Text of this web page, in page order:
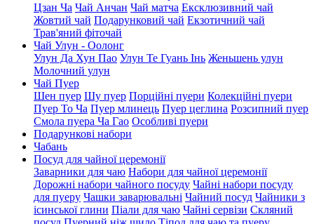
Цзан Ча Чай Анчан Чай матча Ексклюзивний чай
Жовтий чай Подарунковий чай Екзотичний чай
Трав'яний фіточай
Чай Улун - Оолонг
Улун Да Хун Пао Улун Те Гуань Інь Женьшень улун
Молочний улун
Чай Пуер
Шен пуер Шу пуер Порційні пуери Колекційні пуери
Пуер То Ча Пуер млинець Пуер цеглина Розсипний пуер
Смола пуера Ча Гао Особливі пуери
Подарункові набори
Чабань
Посуд для чайної церемонії
Заварники для чаю Набори для чайної церемонії
Дорожні набори чайного посуду Чайні набори посуду
для пуеру Чашки заварювальні Чайний посуд Чайники з
ісинської глини Піали для чаю Чайні сервізи Скляний